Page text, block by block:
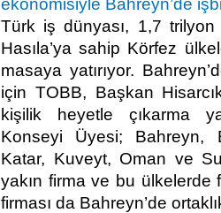
ekonomisiyle Bahreyn’de
Türk iş dünyası, 1,7
Hasıla’ya sahip Körfez
masaya yatırıyor.
için TOBB, Başkan
kişilik heyetle çıkarma
Konseyi Üyesi; Bahreyn,
Katar, Kuveyt, Oman ve
yakın firma ve bu
firması da Bahreyn’de